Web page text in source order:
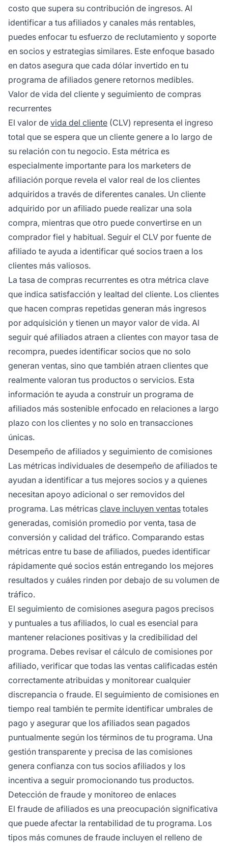
costo que supera su contribución de ingresos. Al
identificar a tus afiliados y canales más rentables,
puedes enfocar tu esfuerzo de reclutamiento y soporte
en socios y estrategias similares. Este enfoque basado
en datos asegura que cada dólar invertido en tu
programa de afiliados genere retornos medibles.
Valor de vida del cliente y seguimiento de compras
recurrentes
El valor de vida del cliente (CLV) representa el ingreso
total que se espera que un cliente genere a lo largo de
su relación con tu negocio. Esta métrica es
especialmente importante para los marketers de
afiliación porque revela el valor real de los clientes
adquiridos a través de diferentes canales. Un cliente
adquirido por un afiliado puede realizar una sola
compra, mientras que otro puede convertirse en un
comprador fiel y habitual. Seguir el CLV por fuente de
afiliado te ayuda a identificar qué socios traen a los
clientes más valiosos.
La tasa de compras recurrentes es otra métrica clave
que indica satisfacción y lealtad del cliente. Los clientes
que hacen compras repetidas generan más ingresos
por adquisición y tienen un mayor valor de vida. Al
seguir qué afiliados atraen a clientes con mayor tasa de
recompra, puedes identificar socios que no solo
generan ventas, sino que también atraen clientes que
realmente valoran tus productos o servicios. Esta
información te ayuda a construir un programa de
afiliados más sostenible enfocado en relaciones a largo
plazo con los clientes y no solo en transacciones
únicas.
Desempeño de afiliados y seguimiento de comisiones
Las métricas individuales de desempeño de afiliados te
ayudan a identificar a tus mejores socios y a quienes
necesitan apoyo adicional o ser removidos del
programa. Las métricas clave incluyen ventas totales
generadas, comisión promedio por venta, tasa de
conversión y calidad del tráfico. Comparando estas
métricas entre tu base de afiliados, puedes identificar
rápidamente qué socios están entregando los mejores
resultados y cuáles rinden por debajo de su volumen de
tráfico.
El seguimiento de comisiones asegura pagos precisos
y puntuales a tus afiliados, lo cual es esencial para
mantener relaciones positivas y la credibilidad del
programa. Debes revisar el cálculo de comisiones por
afiliado, verificar que todas las ventas calificadas estén
correctamente atribuidas y monitorear cualquier
discrepancia o fraude. El seguimiento de comisiones en
tiempo real también te permite identificar umbrales de
pago y asegurar que los afiliados sean pagados
puntualmente según los términos de tu programa. Una
gestión transparente y precisa de las comisiones
genera confianza con tus socios afiliados y los
incentiva a seguir promocionando tus productos.
Detección de fraude y monitoreo de enlaces
El fraude de afiliados es una preocupación significativa
que puede afectar la rentabilidad de tu programa. Los
tipos más comunes de fraude incluyen el relleno de